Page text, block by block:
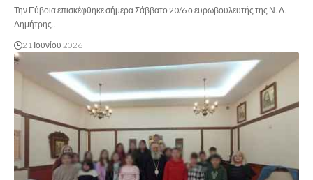
Την Εύβοια επισκέφθηκε σήμερα Σάββατο 20/6 ο ευρωβουλευτής της Ν. Δ.
Δημήτρης…
21 Ιουνίου 2026